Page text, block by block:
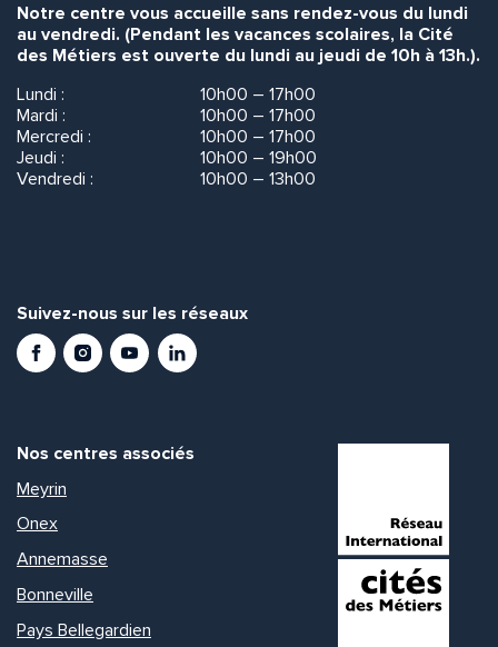
Notre centre vous accueille sans rendez-vous du lundi
au vendredi. (Pendant les vacances scolaires, la Cité
des Métiers est ouverte du lundi au jeudi de 10h à 13h.).
Lundi :
10h00 – 17h00
Mardi :
10h00 – 17h00
Mercredi :
10h00 – 17h00
Jeudi :
10h00 – 19h00
Vendredi :
10h00 – 13h00
Suivez-nous sur les réseaux
FacebookInstagramYoutubeLinkedIn
Nos centres associés
Meyrin
Onex
Annemasse
Bonneville
Pays Bellegardien